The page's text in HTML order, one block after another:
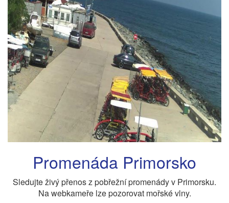
Promenáda Primorsko
Sledujte živý přenos z pobřežní promenády v Primorsku.
Na webkameře lze pozorovat mořské vlny.